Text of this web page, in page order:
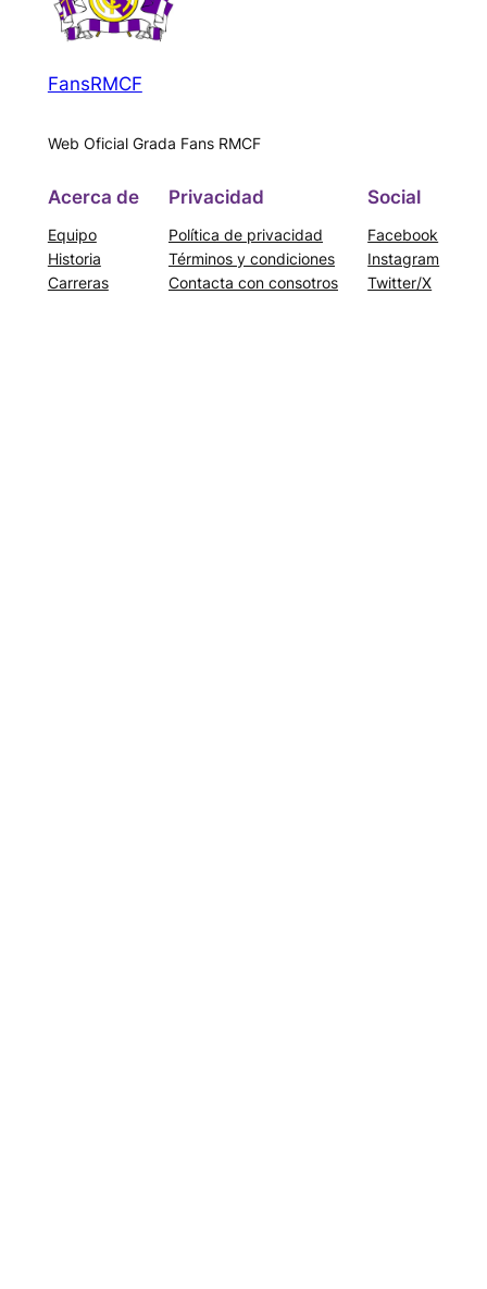
FansRMCF
Web Oficial Grada Fans RMCF
Acerca de
Equipo
Historia
Carreras
Privacidad
Política de privacidad
Términos y condiciones
Contacta con consotros
Social
Facebook
Instagram
Twitter/X